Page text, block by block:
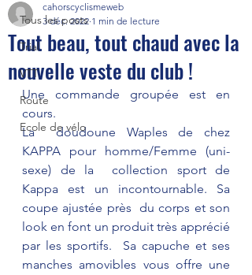
Tous les posts
Trial
VTT
Route
Ecole de vélo
Tout beau, tout chaud avec la
nouvelle veste du club !
cahorscyclismeweb
3 déc. 2022 1 min de lecture
Une commande groupée est en
cours.
La  doudoune Waples de chez
KAPPA pour homme/Femme (uni-
sexe) de la  collection sport de
Kappa est un incontournable. Sa
coupe ajustée près  du corps et son
look en font un produit très apprécié
par les sportifs.  Sa capuche et ses
manches amovibles vous offre une